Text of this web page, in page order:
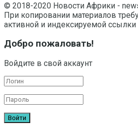
© 2018-2020 Новости Африки -
При копировании материалов
активной и индексируемой ссылки
Добро пожаловать!
Войдите в свой аккаунт